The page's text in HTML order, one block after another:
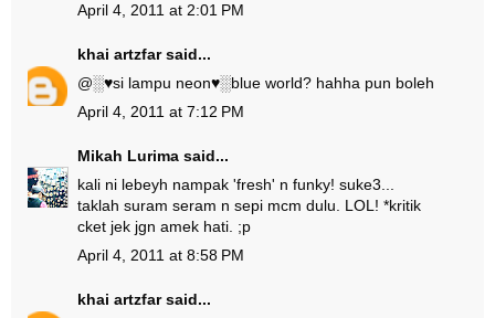
April 4, 2011 at 2:01 PM
khai artzfarsaid...
@░♥si lampu neon♥░blue world? hahha pun boleh
April 4, 2011 at 7:12 PM
Mikah Lurima said...
kali ni lebeyh nampak 'fresh' n funky! suke3...
taklah suram seram n sepi mcm dulu. LOL! *kritik
cket jek jgn amek hati. ;p
April 4, 2011 at 8:58 PM
khai artzfarsaid...